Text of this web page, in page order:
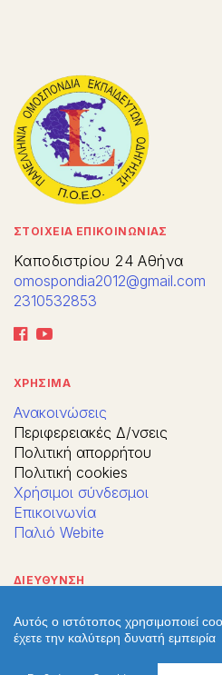
ΣΤΟΙΧΕΙΑ ΕΠΙΚΟΙΝΩΝΙΑΣ
Καποδιστρίου 24 Αθήνα
omospondia2012@gmail.com
2310532853
ΧΡΗΣΙΜΑ
Ανακοινώσεις
Περιφερειακές Δ/νσεις
Πολιτική απορρήτου
Πολιτική cookies
Χρήσιμοι σύνδεσμοι
Επικοινωνία
Παλιό Webite
ΔΙΕΥΘΥΝΣΗ
Αυτός ο ιστότοπος χρησιμοποιεί
έχετε την καλύτερη δυνατή εμπειρία